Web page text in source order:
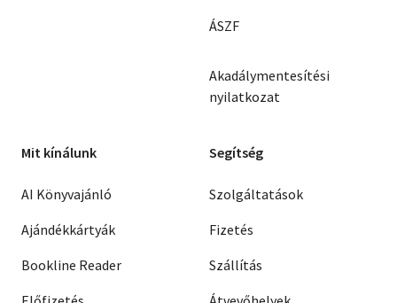
ÁSZF
Akadálymentesítési
nyilatkozat
Mit kínálunk
AI Könyvajánló
Ajándékkártyák
Bookline Reader
Segítség
Szolgáltatások
Fizetés
Szállítás